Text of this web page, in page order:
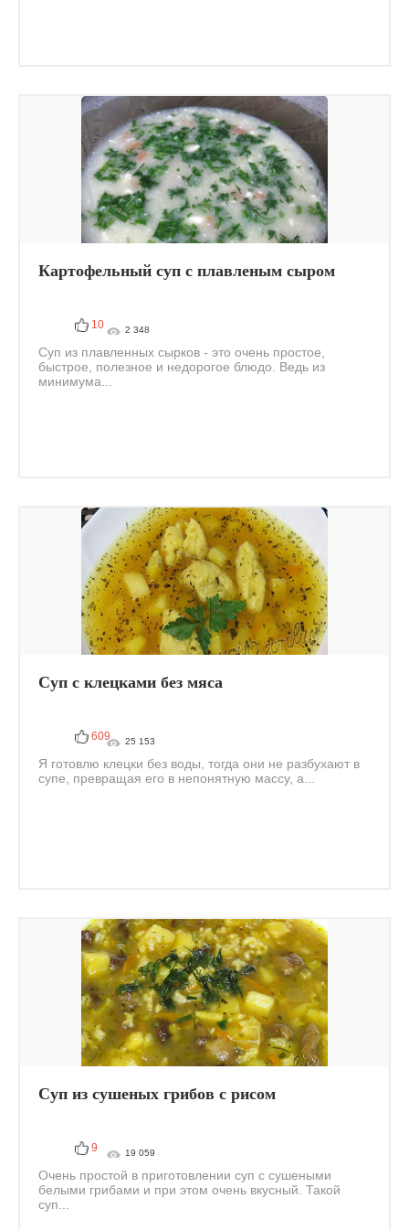
Картофельный суп с плавленым сыром
10 2 348
Суп из плавленных сырков - это очень простое,
быстрое, полезное и недорогое блюдо. Ведь из
минимума...
Суп с клецками без мяса
609 25 153
Я готовлю клецки без воды, тогда они не разбухают в
супе, превращая его в непонятную массу, а...
Суп из сушеных грибов с рисом
9 19 059
Очень простой в приготовлении суп с сушеными
белыми грибами и при этом очень вкусный. Такой
суп...